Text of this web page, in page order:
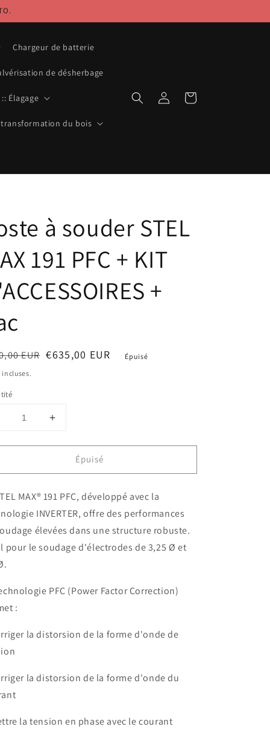
Chargeur de batterie
de désherbage
:: Élagage
transformation du bois
Connexion Panier
à souder STEL
191 PFC + KIT
+
EUR €635,00 EUR
Épuisé
incluses.
Réduire
MAX
Augmenter
quantité
Poste
souder
STEL
MAX
191
PFC
D&#39;ACCESSOIRES
Épuisé
MAX® 191 PFC, développé avec la
INVERTER, offre des performances
élevées dans une structure robuste.
pour le soudage d'électrodes de 3,25 Ø et
PFC (Power Factor Correction)
:
la distorsion de la forme d'onde de
la distorsion de la forme d'onde du
la tension en phase avec le courant